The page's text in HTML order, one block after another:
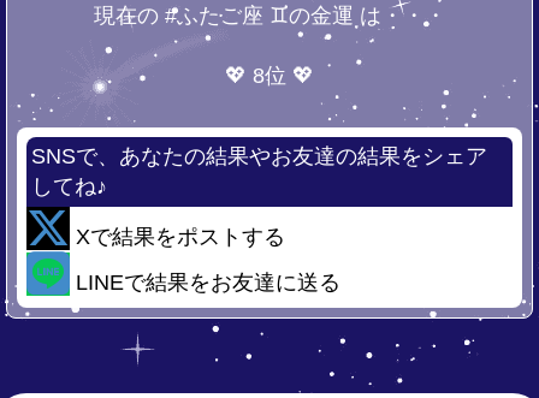
現在の #ふたご座 ♊の金運 は・・・
💖 8位 💖
SNSで、あなたの結果やお友達の結果をシェア
してね♪
Xで結果をポストする
LINEで結果をお友達に送る